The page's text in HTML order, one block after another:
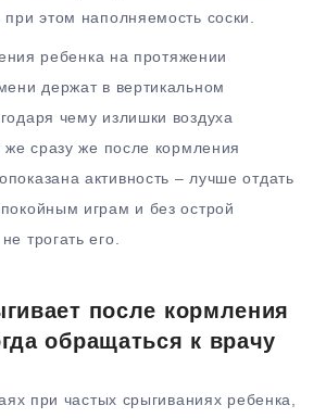
при этом наполняемость соски.
ребенка на протяжении
держат в вертикальном
чему излишки воздуха
же сразу же после кормления
активность – лучше отдать
играм и без острой
трогать его.
после кормления
обращаться к врачу
при частых срыгиваниях ребенка,